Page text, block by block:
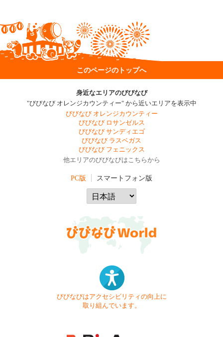
このページのトップへ
身近なエリアのびびなび
"びびなび オレンジカウンティー" から近いエリアを表示中
びびなび オレンジカウンティー
びびなび ロサンゼルス
びびなび サンディエゴ
びびなび ラスベガス
びびなび フェニックス
他エリアのびびなびはこちらから
PC版 スマートフォン版
びびなびはアクセシビリティの向上に
取り組んでいます。